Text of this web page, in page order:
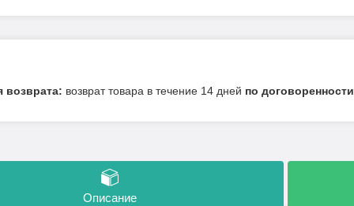
возврат товара в течение 14 дней по договоренности
Описание